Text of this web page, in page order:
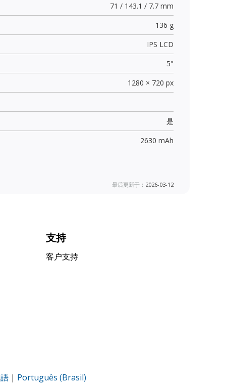
71 / 143.1 / 7.7 mm
136 g
IPS LCD
5"
1280 × 720 px
是
2630 mAh
最后更新于： 2026-03-12
支持
客户支持
| Português (Brasil)